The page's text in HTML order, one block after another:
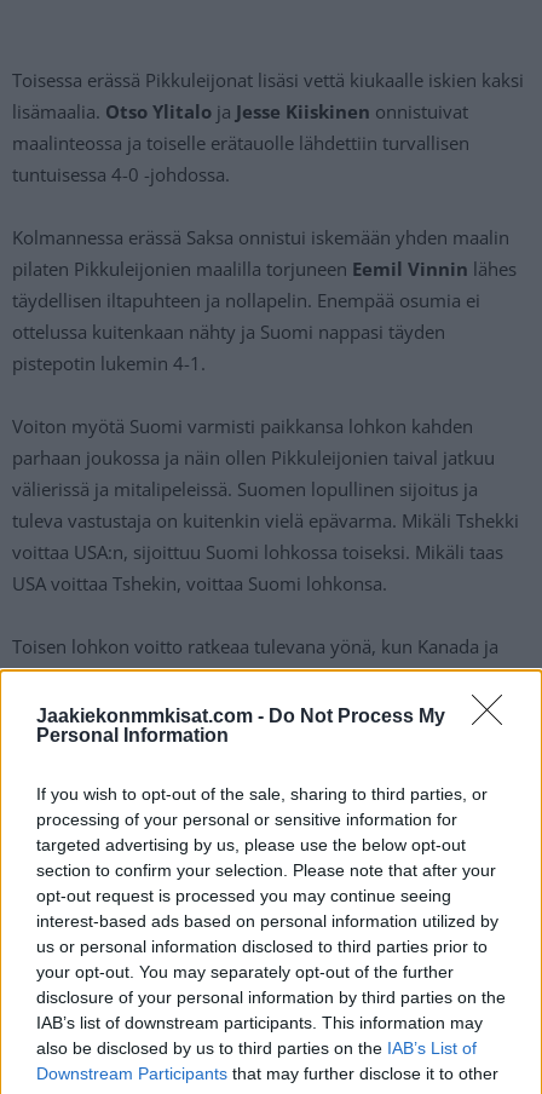
Jaakiekonmmkisat.com - Do Not Process My
Personal Information
If you wish to opt-out of the sale, sharing to third parties, or
processing of your personal or sensitive information for
targeted advertising by us, please use the below opt-out
section to confirm your selection. Please note that after your
opt-out request is processed you may continue seeing
interest-based ads based on personal information utilized by
us or personal information disclosed to third parties prior to
your opt-out. You may separately opt-out of the further
disclosure of your personal information by third parties on the
IAB’s list of downstream participants. This information may
also be disclosed by us to third parties on the IAB’s List of
Downstream Participants that may further disclose it to other
Toisessa erässä Pikkuleijonat lisäsi vettä kiukaalle iskien kaksi
lisämaalia. Otso Ylitalo ja Jesse Kiiskinen onnistuivat
maalinteossa ja toiselle erätauolle lähdettiin turvallisen
tuntuisessa 4-0 -johdossa.
Kolmannessa erässä Saksa onnistui iskemään yhden maalin
pilaten Pikkuleijonien maalilla torjuneen Eemil Vinnin lähes
täydellisen iltapuhteen ja nollapelin. Enempää osumia ei
ottelussa kuitenkaan nähty ja Suomi nappasi täyden
pistepotin lukemin 4-1.
Voiton myötä Suomi varmisti paikkansa lohkon kahden
parhaan joukossa ja näin ollen Pikkuleijonien taival jatkuu
välierissä ja mitalipeleissä. Suomen lopullinen sijoitus ja
tuleva vastustaja on kuitenkin vielä epävarma. Mikäli Tshekki
voittaa USA:n, sijoittuu Suomi lohkossa toiseksi. Mikäli taas
USA voittaa Tshekin, voittaa Suomi lohkonsa.
Toisen lohkon voitto ratkeaa tulevana yönä, kun Kanada ja
Ruotsi kohtaavat toisensa. Kumpikin on varmistanut
paikkansa jo välierissä, mutta joukkueiden sijoitus lohkossa
ratkeaa keskinäisessä ottelussa. Ottelun voittaja voittaa
välierissä lohkokakkosten kanssa.
Pikkuleijonat mitalipeleihin – näin kaatui
Saksa